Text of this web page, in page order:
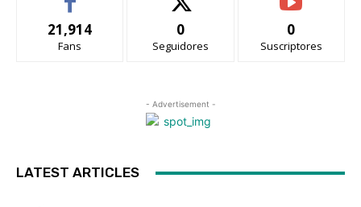
21,914
Fans
0
Seguidores
0
Suscriptores
- Advertisement -
LATEST ARTICLES